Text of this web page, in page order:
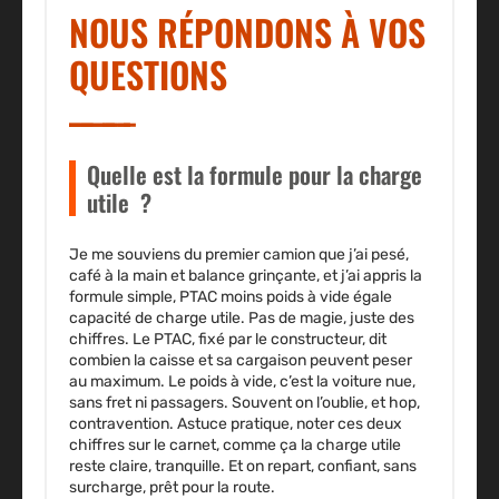
NOUS RÉPONDONS À VOS
QUESTIONS
Quelle est la formule pour la charge
utile ?
Je me souviens du premier camion que j’ai pesé,
café à la main et balance grinçante, et j’ai appris la
formule simple, PTAC moins poids à vide égale
capacité de charge utile. Pas de magie, juste des
chiffres. Le PTAC, fixé par le constructeur, dit
combien la caisse et sa cargaison peuvent peser
au maximum. Le poids à vide, c’est la voiture nue,
sans fret ni passagers. Souvent on l’oublie, et hop,
contravention. Astuce pratique, noter ces deux
chiffres sur le carnet, comme ça la charge utile
reste claire, tranquille. Et on repart, confiant, sans
surcharge, prêt pour la route.